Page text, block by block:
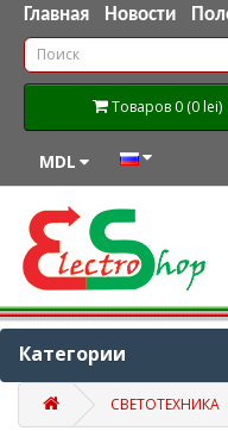
Главная Новости
Товаров 0 (0 lei)
MDL
Категории
СВЕТОТЕХНИКА